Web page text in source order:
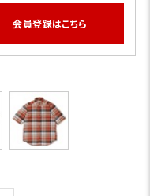
会員登録はこちら